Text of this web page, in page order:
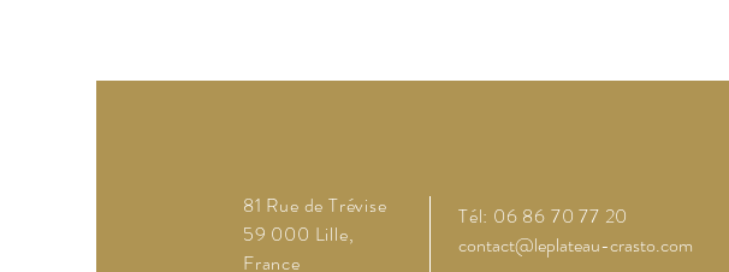
81 Rue de Trévise
59 000 Lille,
France
Tél: 06 86 70 77 20
contact@leplateau-crasto.com